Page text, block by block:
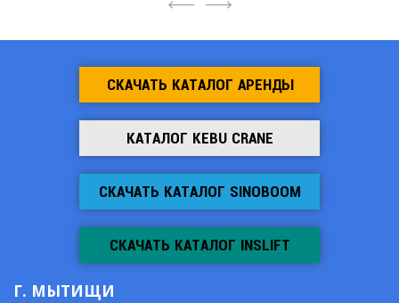
4 6
СКАЧАТЬ КАТАЛОГ АРЕНДЫ
КАТАЛОГ KEBU CRANE
СКАЧАТЬ КАТАЛОГ SINOBOOM
СКАЧАТЬ КАТАЛОГ INSLIFT
Г. МЫТИЩИ